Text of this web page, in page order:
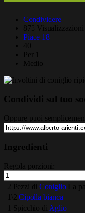
Condividere
873 Visualizzazioni
Piace 18
40
Per 1
Medio
Condividi sul tuo
Oppure puoi
Ingredienti
Regola porzioni:
2 Pezzi di Coniglio La
1\2 Cipolla bianca
1 Spicchio di
Aglio